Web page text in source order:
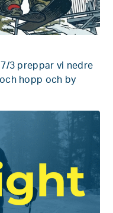
3 preppar vi nedre
hopp och by